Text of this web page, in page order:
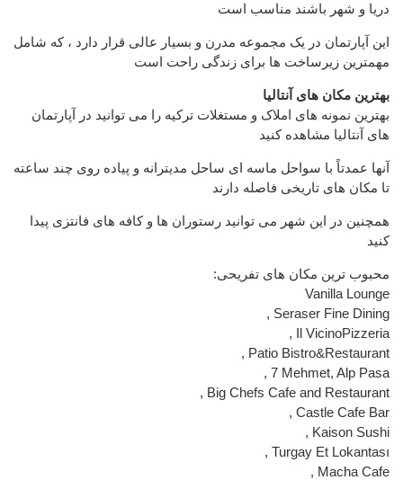
دریا و شهر باشند مناسب است
این آپارتمان در یک مجموعه مدرن و بسیار عالی قرار دارد ،که شامل
مهمترین زیرساخت ها برای زندگی راحت است
بهترین مکان های آنتالیا
های آنتالیا مشاهده کنید
آنها عمدتاً با سواحل ماسه ای ساحل مدیترانه و پیاده روی چند ساعته
تا مکان های تاریخی فاصله دارند
همچنین در این شهر می توانید رستوران ها و کافه های فانتزی پیدا
کنید
:محبوب ترین مکان های تفریحی
Vanilla Lounge
, Seraser Fine Dining
, Il VicinoPizzeria
, Patio Bistro&Restaurant
, 7 Mehmet, Alp Pasa
, Big Chefs Cafe and Restaurant
, Castle Cafe Bar
, Kaison Sushi
, Turgay Et Lokantası
, Macha Cafe